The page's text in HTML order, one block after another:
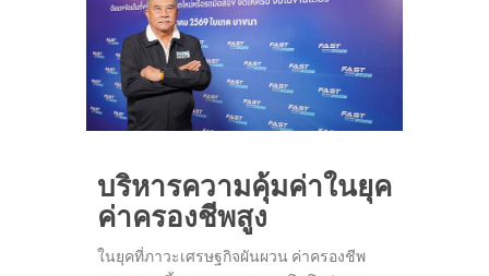
บริหารความคุ้มค่าในยุค
ค่าครองชีพสูง
ในยุคที่ภาวะเศรษฐกิจผันผวน ค่าครองชีพ